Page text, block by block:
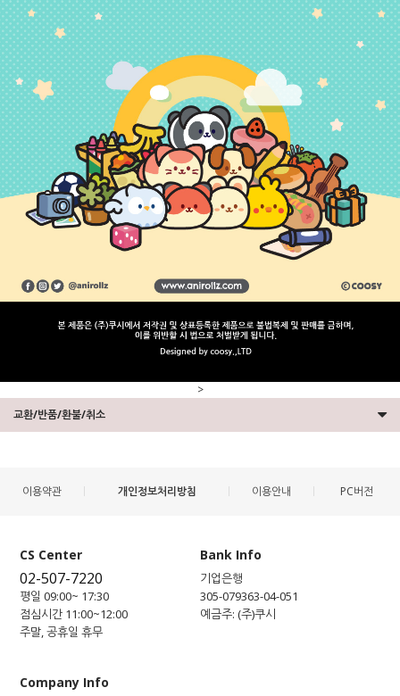
>
교환/반품/환불/취소
이용약관 개인정보처리방침 이용안내 PC버전
CS Center
02-507-7220
평일 09:00~ 17:30
점심시간 11:00~12:00
주말, 공휴일 휴무
Bank Info
기업은행
305-079363-04-051
예금주: (주)쿠시
Company Info